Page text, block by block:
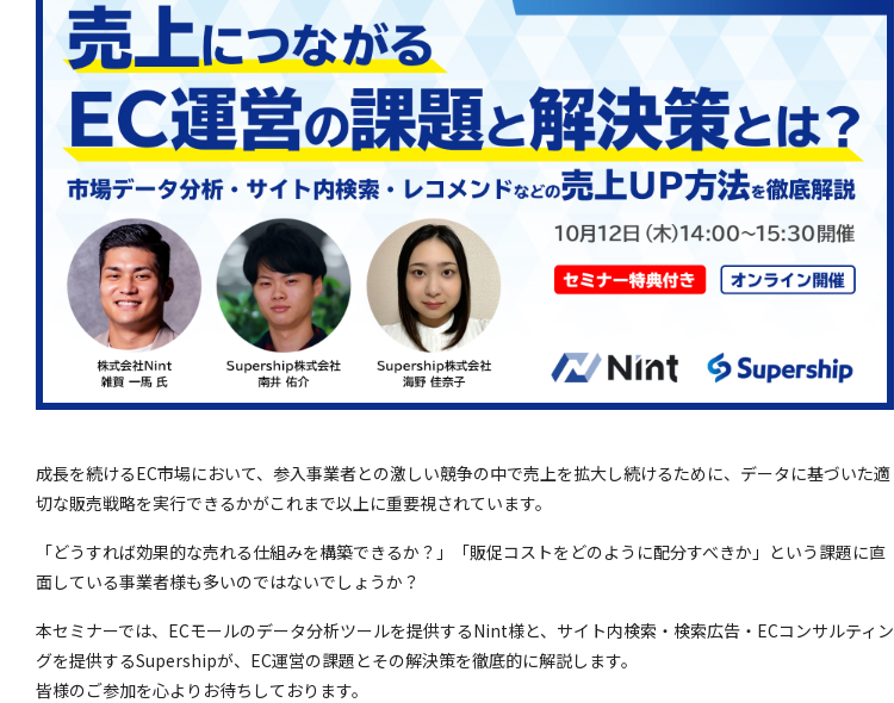
成長を続けるEC市場において、参入事業者との激しい競争の中で売上を拡大し続けるために、データに基づいた適
切な販売戦略を実行できるかがこれまで以上に重要視されています。
「どうすれば効果的な売れる仕組みを構築できるか？」「販促コストをどのように配分すべきか」という課題に直
面している事業者様も多いのではないでしょうか？
本セミナーでは、ECモールのデータ分析ツールを提供するNint様と、サイト内検索・検索広告・ECコンサルティン
グを提供するSupershipが、EC運営の課題とその解決策を徹底的に解説します。
皆様のご参加を心よりお待ちしております。